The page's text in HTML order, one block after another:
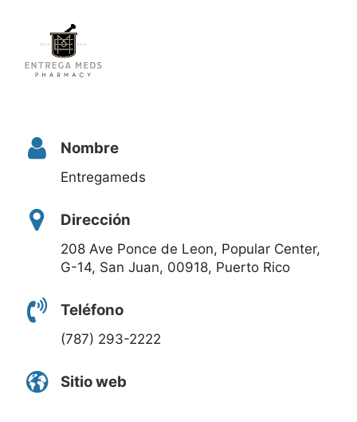
Nombre
Entregameds
Dirección
208 Ave Ponce de Leon, Popular Center,
G-14, San Juan, 00918, Puerto Rico
Teléfono
(787) 293-2222
Sitio web